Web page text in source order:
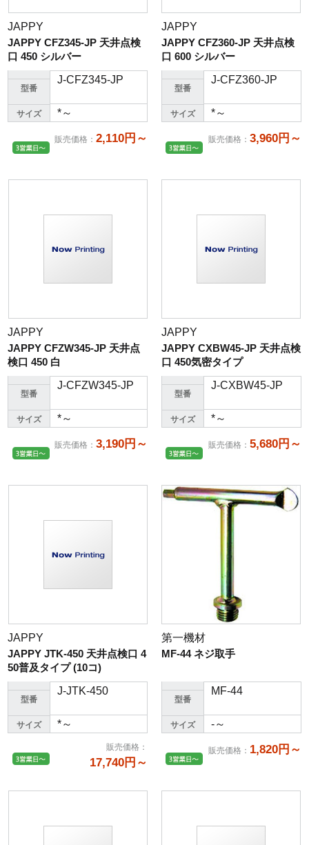
JAPPY
JAPPY CFZ345-JP 天井点検
口 450 シルバー
型番
J-CFZ345-JP
サイズ *～
販売価格 ： 2,110円～
JAPPY
JAPPY CFZ360-JP 天井点検
口 600 シルバー
型番
J-CFZ360-JP
サイズ *～
販売価格 ： 3,960円～
JAPPY
JAPPY CFZW345-JP 天井点
検口 450 白
型番
J-CFZW345-JP
サイズ *～
販売価格 ： 3,190円～
JAPPY
JAPPY CXBW45-JP 天井点検
口 450気密タイプ
型番
J-CXBW45-JP
サイズ *～
販売価格 ： 5,680円～
JAPPY
JAPPY JTK-450 天井点検口 4
50普及タイプ (10コ)
型番
J-JTK-450
サイズ *～
販売価格 ：
17,740円～
第一機材
MF-44 ネジ取手
型番
MF-44
サイズ -～
販売価格 ： 1,820円～